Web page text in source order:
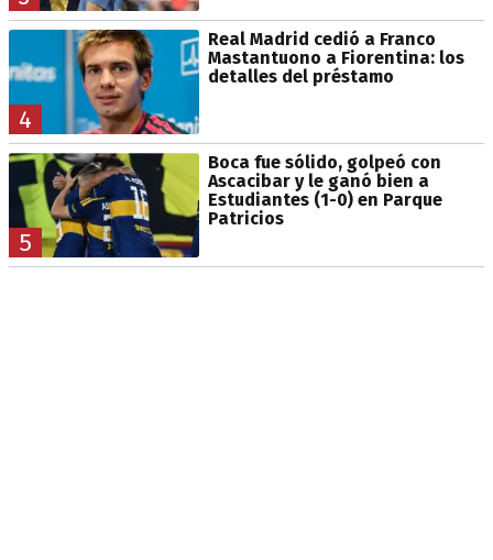
4
Real Madrid cedió a Franco
Mastantuono a Fiorentina: los
detalles del préstamo
5
Boca fue sólido, golpeó con
Ascacibar y le ganó bien a
Estudiantes (1-0) en Parque
Patricios